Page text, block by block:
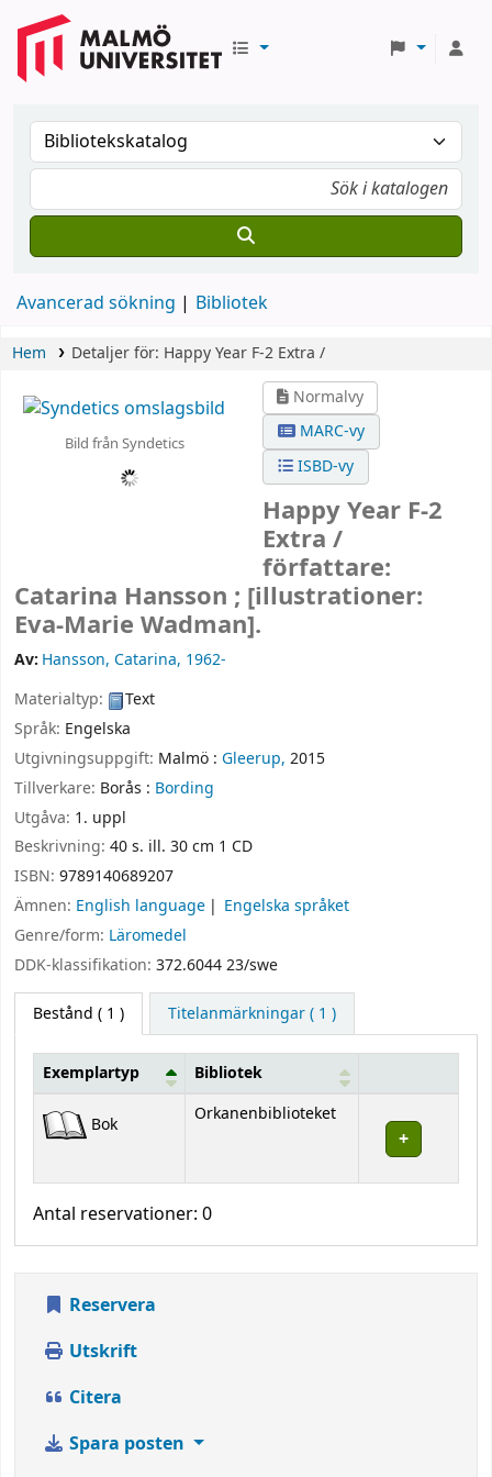
Avancerad sökning Bibliotek
Hem Detaljer för: HappyYear F-2 Extra /
Bild från Syndetics
Normalvy
MARC-vy
ISBD-vy
Happy Year F-2
Extra /
författare:
Catarina Hansson ; [illustrationer:
Eva-Marie Wadman].
Av: Hansson, Catarina, 1962-
Materialtyp:
Text
Språk: Engelska
Utgivningsuppgift: Malmö : Gleerup, 2015
Tillverkare: Borås : Bording
Utgåva: 1. uppl
Beskrivning: 40 s. ill. 30 cm 1 CD
ISBN: 9789140689207
Ämnen: English language
Engelska språket
Genre/form: Läromedel
DDK-klassifikation: 372.6044 23/swe
Bestånd ( 1 ) Titelanmärkningar ( 1 )
Bestånd
Exemplartyp Bibliotek
Bok Orkanenbiblioteket
Antal reservationer: 0
Reservera
Utskrift
Citera
Spara posten